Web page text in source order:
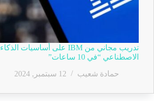
تدريب مجاني من IBM على أساسيات الذكاء
الاصطناعي “في 10 ساعات”
حمادة شعيب
12 سبتمبر, 2024